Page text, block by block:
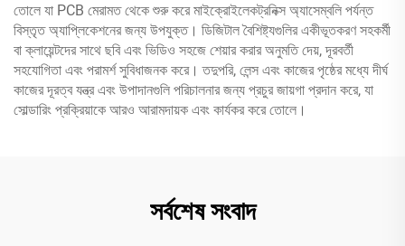
তোলে যা PCB মেরামত থেকে শুরু করে মাইক্রোইলেকট্রনিক্স অ্যাসেম্বলি পর্যন্ত
বিস্তৃত অ্যাপ্লিকেশনের জন্য উপযুক্ত। ডিজিটাল বৈশিষ্ট্যগুলির একীভূতকরণ সহকর্মী
বা ক্লায়েন্টদের সাথে ছবি এবং ভিডিও সহজে শেয়ার করার অনুমতি দেয়, দূরবর্তী
সহযোগিতা এবং পরামর্শ সুবিধাজনক করে। তদুপরি, লেন্স এবং কাজের পৃষ্ঠের মধ্যে দীর্ঘ
কাজের দূরত্ব যন্ত্র এবং উপাদানগুলি পরিচালনার জন্য প্রচুর জায়গা প্রদান করে, যা
সোল্ডারিং প্রক্রিয়াকে আরও আরামদায়ক এবং কার্যকর করে তোলে।
সর্বশেষ সংবাদ